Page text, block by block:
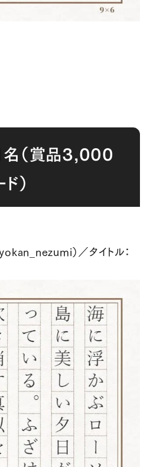
名（賞品3,000
）
）／タイトル：